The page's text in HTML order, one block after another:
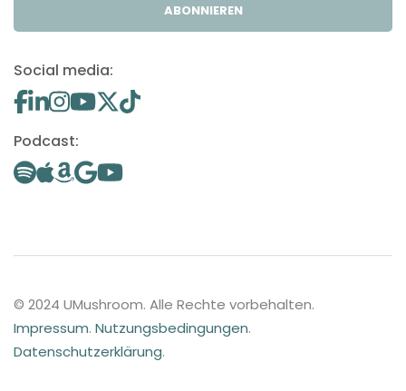
ABONNIEREN
Social media:
Podcast:
© 2024 UMushroom. Alle Rechte vorbehalten.
Impressum. Nutzungsbedingungen.
Datenschutzerklärung.